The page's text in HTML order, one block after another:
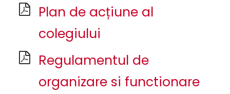
Plan de acțiune al
colegiului
Regulamentul de
organizare si functionare